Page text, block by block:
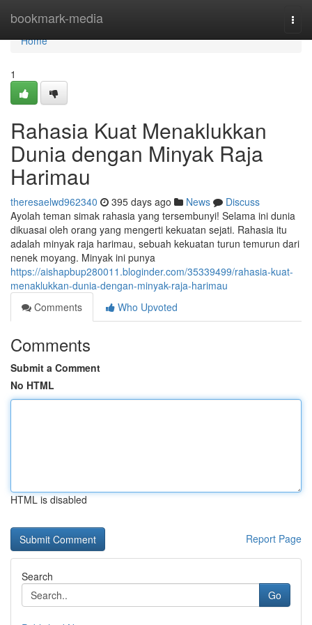
bookmark-media
Home
Home
1
Rahasia Kuat Menaklukkan
Dunia dengan Minyak Raja
Harimau
theresaelwd962340 395 days ago News
Discuss
Ayolah teman simak rahasia yang tersembunyi! Selama ini dunia
dikuasai oleh orang yang mengerti kekuatan sejati. Rahasia itu
adalah minyak raja harimau, sebuah kekuatan turun temurun dari
nenek moyang. Minyak ini punya
https://aishapbup280011.bloginder.com/35339499/rahasia-kuat-
menaklukkan-dunia-dengan-minyak-raja-harimau
Comments
Who Upvoted
Comments
Submit a Comment
No HTML
HTML is disabled
Report Page
Search
Go